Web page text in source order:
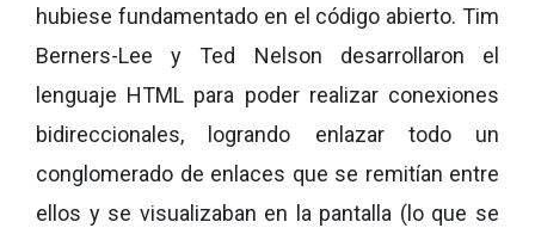
hubiese fundamentado en el código abierto. Tim
Berners-Lee y Ted Nelson desarrollaron el
lenguaje HTML para poder realizar conexiones
bidireccionales, logrando enlazar todo un
conglomerado de enlaces que se remitían entre
ellos y se visualizaban en la pantalla (lo que se